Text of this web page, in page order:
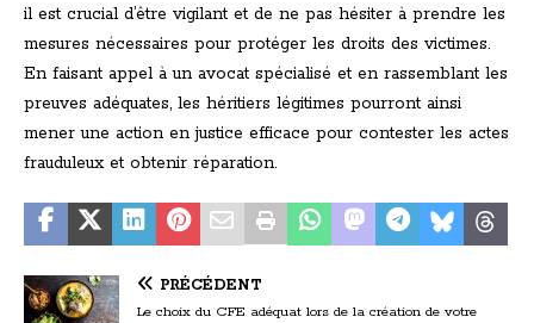
il est crucial d’être vigilant et de ne pas hésiter à prendre les
mesures nécessaires pour protéger les droits des victimes.
En faisant appel à un avocat spécialisé et en rassemblant les
preuves adéquates, les héritiers légitimes pourront ainsi
mener une action en justice efficace pour contester les actes
frauduleux et obtenir réparation.
PRÉCÉDENT
Le choix du CFE adéquat lors de la création de votre